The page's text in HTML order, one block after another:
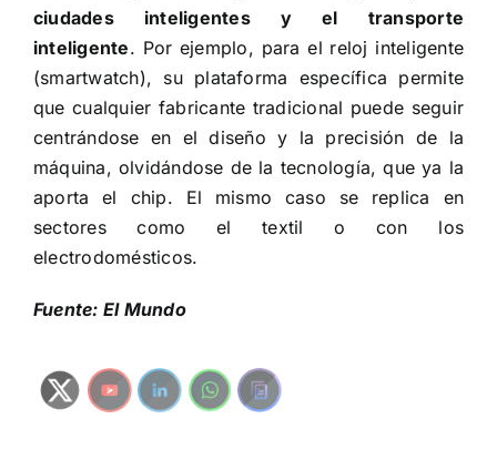
ciudades inteligentes y el transporte
inteligente. Por ejemplo, para el reloj inteligente
(smartwatch), su plataforma específica permite
que cualquier fabricante tradicional puede seguir
centrándose en el diseño y la precisión de la
máquina, olvidándose de la tecnología, que ya la
aporta el chip. El mismo caso se replica en
sectores como el textil o con los
electrodomésticos.
Fuente: El Mundo